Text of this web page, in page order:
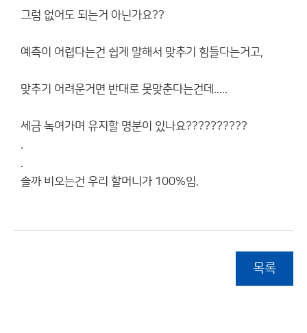
그럼 없어도 되는거 아닌가요??
예측이 어렵다는건 쉽게 말해서 맞추기 힘들다는거고,
맞추기 어려운거면 반대로 못맞춘다는건데.....
세금 녹여가며 유지할 명분이 있나요??????????
.
.
솔까 비오는건 우리 할머니가 100%임.
목록